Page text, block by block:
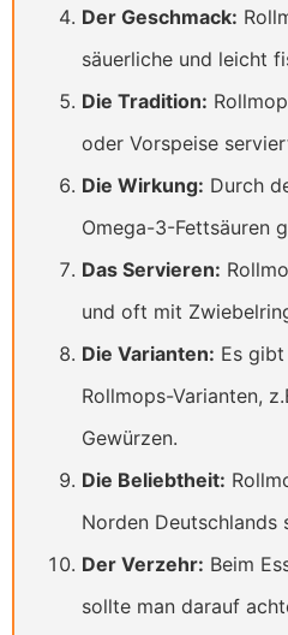
Der Geschmack:
säuerliche und leicht
Die Tradition:
oder Vorspeise
Die Wirkung: Durch
Omega-3-Fettsäuren
Das Servieren:
und oft mit
Die Varianten: Es
Rollmops-Varianten,
Gewürzen.
Die Beliebtheit:
Norden Deutschlands
Der Verzehr: Beim
sollte man darauf